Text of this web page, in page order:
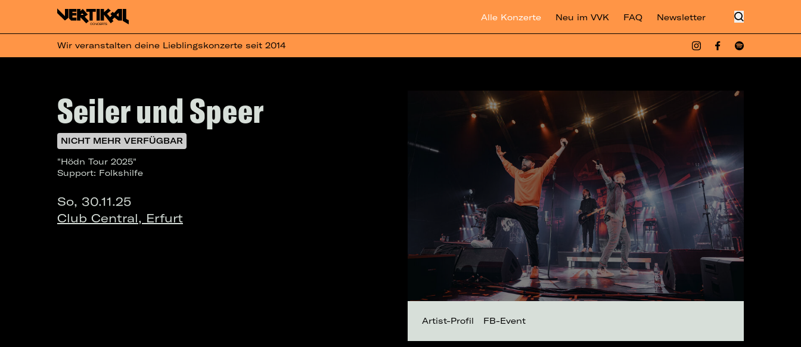
Alle Konzerte Neu im VVK FAQ Newsletter
Wir veranstalten deine Lieblingskonzerte seit 2014
Seiler und Speer
NICHT MEHR VERFÜGBAR
"Hödn Tour 2025"
Support: Folkshilfe
So, 30.11.25
Club Central, Erfurt
Artist-Profil FB-Event